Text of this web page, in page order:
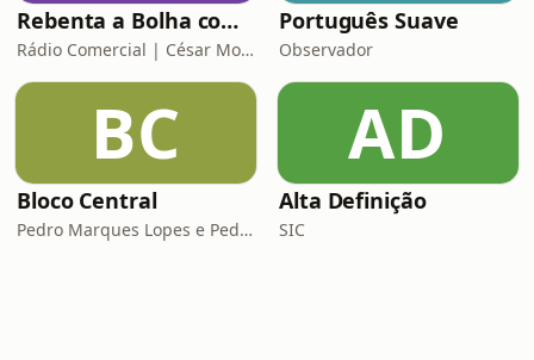
Rebenta a Bolha com César Mourão
Rádio Comercial | César Mourão
Português Suave
Observador
BC
Bloco Central
Pedro Marques Lopes e Pedro Siza Vieira
AD
Alta Definição
SIC